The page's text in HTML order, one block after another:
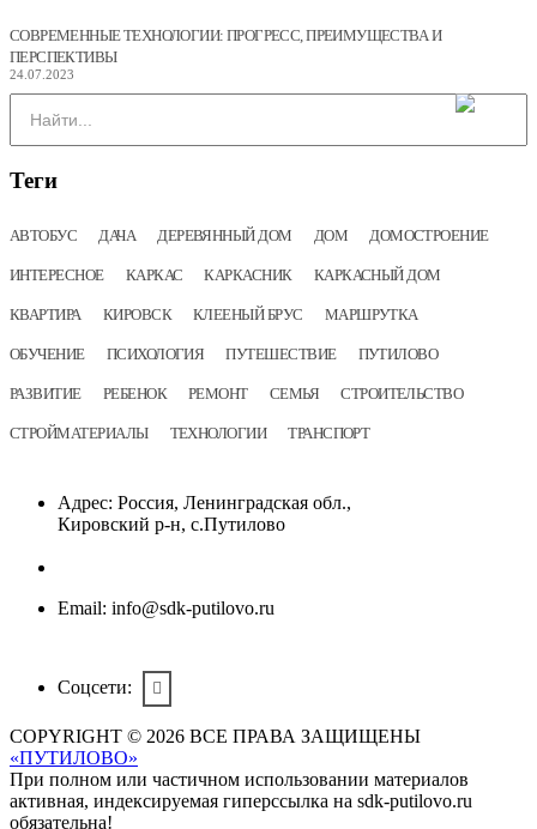
СОВРЕМЕННЫЕ ТЕХНОЛОГИИ: ПРОГРЕСС, ПРЕИМУЩЕСТВА И
ПЕРСПЕКТИВЫ
24.07.2023
Теги
АВТОБУС ДАЧА ДЕРЕВЯННЫЙ ДОМ ДОМ ДОМОСТРОЕНИЕ
ИНТЕРЕСНОЕ КАРКАС КАРКАСНИК КАРКАСНЫЙ ДОМ
КВАРТИРА КИРОВСК КЛЕЕНЫЙ БРУС МАРШРУТКА
ОБУЧЕНИЕ ПСИХОЛОГИЯ ПУТЕШЕСТВИЕ ПУТИЛОВО
РАЗВИТИЕ РЕБЕНОК РЕМОНТ СЕМЬЯ СТРОИТЕЛЬСТВО
СТРОЙМАТЕРИАЛЫ ТЕХНОЛОГИИ ТРАНСПОРТ
Адрес: Россия, Ленинградская обл.,
Кировский р-н, с.Путилово
Email: info@sdk-putilovo.ru
Соцсети:
COPYRIGHT © 2026 ВСЕ ПРАВА ЗАЩИЩЕНЫ
«ПУТИЛОВО»
При полном или частичном использовании материалов
активная, индексируемая гиперссылка на sdk-putilovo.ru
обязательна!